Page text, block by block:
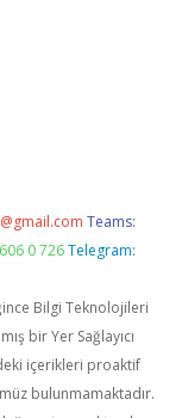
Teams:
0 726 Telegram:
Bilgi Teknolojileri
bir Yer Sağlayıcı
içerikleri proaktif
bulunmamaktadır.